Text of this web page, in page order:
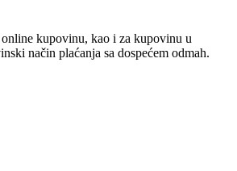
kupovinu, kao i za kupovinu u
način plaćanja sa dospećem odmah.